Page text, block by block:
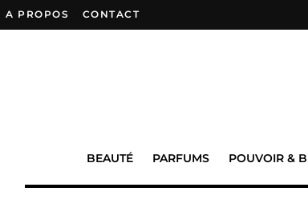
A PROPOS CONTACT
BEAUTÉ PARFUMS POUVOIR &